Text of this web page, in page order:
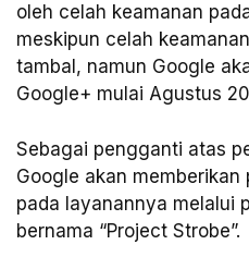
oleh celah keamanan
meskipun celah
tambal, namun Google
Google+ mulai Agustus
Sebagai pengganti atas
Google akan
pada layanannya melalui
bernama “Project Strobe”.